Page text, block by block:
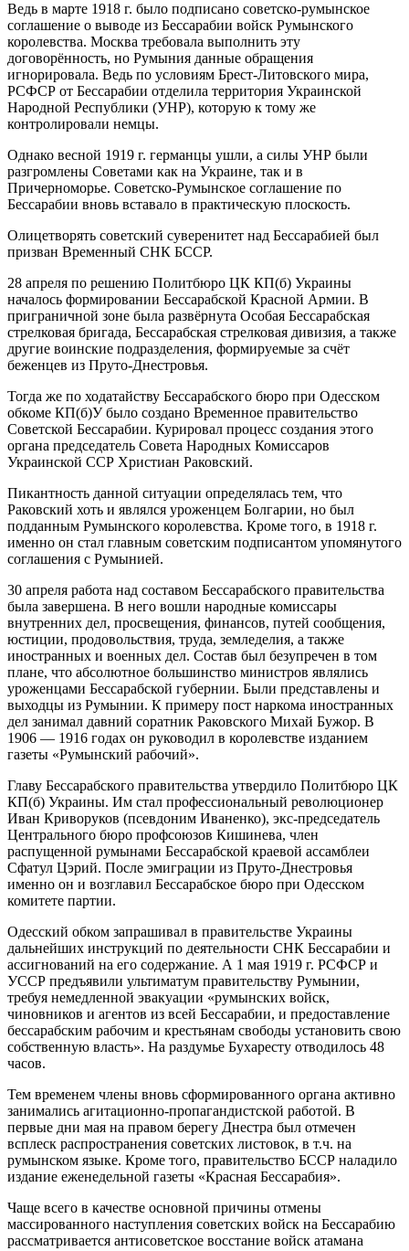
Ведь в марте 1918 г. было подписано советско-румынское
соглашение о выводе из Бессарабии войск Румынского
королевства. Москва требовала выполнить эту
договорённость, но Румыния данные обращения
игнорировала. Ведь по условиям Брест-Литовского мира,
РСФСР от Бессарабии отделила территория Украинской
Народной Республики (УНР), которую к тому же
контролировали немцы.
Однако весной 1919 г. германцы ушли, а силы УНР были
разгромлены Советами как на Украине, так и в
Причерноморье. Советско-Румынское соглашение по
Бессарабии вновь вставало в практическую плоскость.
Олицетворять советский суверенитет над Бессарабией был
призван Временный СНК БССР.
28 апреля по решению Политбюро ЦК КП(б) Украины
началось формировании Бессарабской Красной Армии. В
приграничной зоне была развёрнута Особая Бессарабская
стрелковая бригада, Бессарабская стрелковая дивизия, а также
другие воинские подразделения, формируемые за счёт
беженцев из Пруто-Днестровья.
Тогда же по ходатайству Бессарабского бюро при Одесском
обкоме КП(б)У было создано Временное правительство
Советской Бессарабии. Курировал процесс создания этого
органа председатель Совета Народных Комиссаров
Украинской ССР Христиан Раковский.
Пикантность данной ситуации определялась тем, что
Раковский хоть и являлся уроженцем Болгарии, но был
подданным Румынского королевства. Кроме того, в 1918 г.
именно он стал главным советским подписантом упомянутого
соглашения с Румынией.
30 апреля работа над составом Бессарабского правительства
была завершена. В него вошли народные комиссары
внутренних дел, просвещения, финансов, путей сообщения,
юстиции, продовольствия, труда, земледелия, а также
иностранных и военных дел. Состав был безупречен в том
плане, что абсолютное большинство министров являлись
уроженцами Бессарабской губернии. Были представлены и
выходцы из Румынии. К примеру пост наркома иностранных
дел занимал давний соратник Раковского Михай Бужор. В
1906 — 1916 годах он руководил в королевстве изданием
газеты «Румынский рабочий».
Главу Бессарабского правительства утвердило Политбюро ЦК
КП(б) Украины. Им стал профессиональный революционер
Иван Криворуков (псевдоним Иваненко), экс-председатель
Центрального бюро профсоюзов Кишинева, член
распущенной румынами Бессарабской краевой ассамблеи
Сфатул Цэрий. После эмиграции из Пруто-Днестровья
именно он и возглавил Бессарабское бюро при Одесском
комитете партии.
Одесский обком запрашивал в правительстве Украины
дальнейших инструкций по деятельности СНК Бессарабии и
ассигнований на его содержание. А 1 мая 1919 г. РСФСР и
УССР предъявили ультиматум правительству Румынии,
требуя немедленной эвакуации «румынских войск,
чиновников и агентов из всей Бессарабии, и предоставление
бессарабским рабочим и крестьянам свободы установить свою
собственную власть». На раздумье Бухаресту отводилось 48
часов.
Тем временем члены вновь сформированного органа активно
занимались агитационно-пропагандистской работой. В
первые дни мая на правом берегу Днестра был отмечен
всплеск распространения советских листовок, в т.ч. на
румынском языке. Кроме того, правительство БССР наладило
издание еженедельной газеты «Красная Бессарабия».
Чаще всего в качестве основной причины отмены
массированного наступления советских войск на Бессарабию
рассматривается антисоветское восстание войск атамана